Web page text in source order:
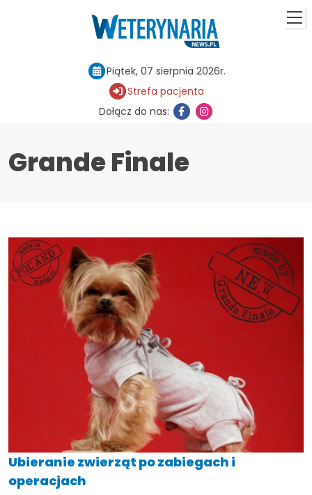
Piątek, 07 sierpnia 2026r.
Strefa pacjenta
Dołącz do nas:
Grande Finale
Ubieranie zwierząt po zabiegach i
operacjach